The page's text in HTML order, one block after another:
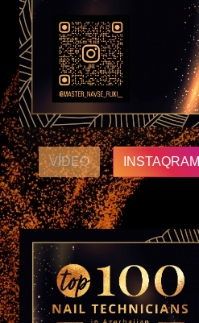
VIDEO INSTAQRAM